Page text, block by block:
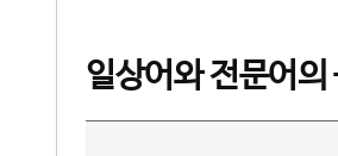
일상어와 전문어의